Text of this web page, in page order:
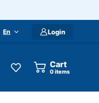
En Login
Cart
items